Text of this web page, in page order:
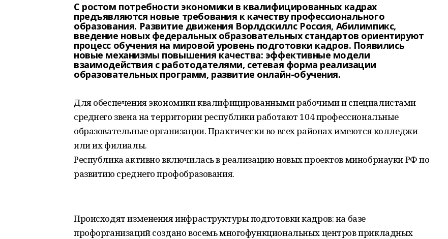
С ростом потребности экономики в квалифицированных кадрах
предъявляются новые требования к качеству профессионального
образования. Развитие движения Ворлдскиллс Россия, Абилимпикс,
введение новых федеральных образовательных стандартов ориентируют
процесс обучения на мировой уровень подготовки кадров. Появились
новые механизмы повышения качества: эффективные модели
взаимодействия с работодателями, сетевая форма реализации
образовательных программ, развитие онлайн-обучения.
Для обеспечения экономики квалифицированными рабочими и специалистами
среднего звена на территории республики работают 104 профессиональные
образовательные организации. Практически во всех районах имеются колледжи
или их филиалы.
Республика активно включилась в реализацию новых проектов минобрнауки РФ по
развитию среднего профобразования.
Происходят изменения инфраструктуры подготовки кадров: на базе
профорганизаций создано восемь многофункциональных центров прикладных